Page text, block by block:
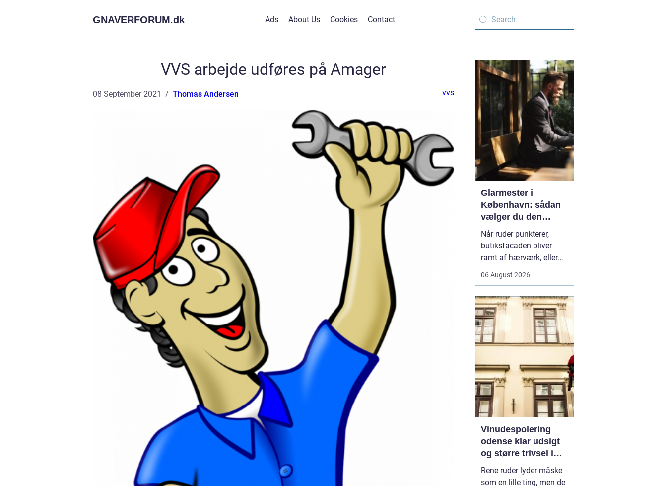
GNAVERFORUM.dk Ads About Us Cookies Contact
VVS arbejde udføres på Amager
08 September 2021 Thomas Andersen vvs
Glarmester i
København: sådan
vælger du den
rigtige fagmand til
glasopgaver
Når ruder punkterer,
butiksfacaden bliver
ramt af hærværk, eller
lysere og mere moderne
glarmester en central
rolle.
En glarmester i
Københa...
06 August 2026
Vinudespolering
odense klar udsigt
og større trivsel i
hverdagen
Rene ruder lyder måske
som en lille ting, men de